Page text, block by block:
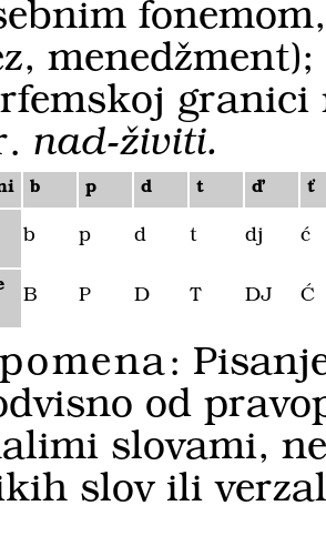
nad-živiti.
b p d t ď
ť
b p d t dj ć
B P D T DJ Ć
:
od
slovami,
slov ili